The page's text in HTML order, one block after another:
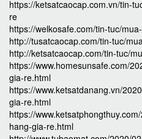
https://ketsatcaocap.com.vn/tin-
re
https://welkosafe.com/tin-tuc/
http://tusatcaocap.com/tin-tuc/
http://ketsatcaocap.com/tin-tuc/
https://www.homesunsafe.com/
gia-re.html
https://www.ketsatdanang.vn/
gia-re.html
https://
hang-gia-re.html